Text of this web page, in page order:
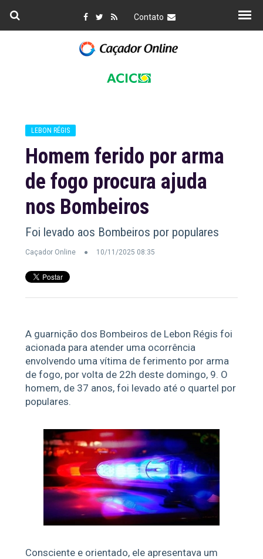
Contato
LEBON RÉGIS
Homem ferido por arma
de fogo procura ajuda
nos Bombeiros
Foi levado aos Bombeiros por populares
Caçador Online 10/11/2025 08:35
A guarnição dos Bombeiros de Lebon Régis foi
acionada para atender uma ocorrência
envolvendo uma vítima de ferimento por arma
de fogo, por volta de 22h deste domingo, 9. O
homem, de 37 anos, foi levado até o quartel por
populares.
Consciente e orientado, ele apresentava um